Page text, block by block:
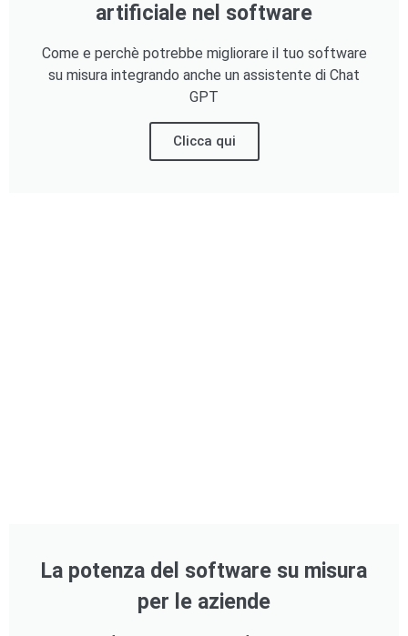
artificiale nel software
Come e perchè potrebbe migliorare il tuo software
su misura integrando anche un assistente di Chat
GPT
Clicca qui
La potenza del software su misura
per le aziende